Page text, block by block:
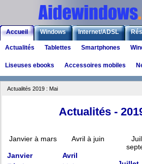
Accueil Windows Internet/ADSL
Logiciels Liens Jeux
Actualités Tablettes Smartphones
Liseuses ebooks Accessoires mobiles
Actualités 2019 : Mai
Actualités -
Janvier à mars
Janvier
Avril à juin
Avril